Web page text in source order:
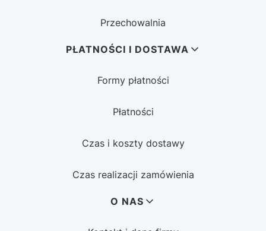
Przechowalnia
PŁATNOŚCI I DOSTAWA
Formy płatności
Płatności
Czas i koszty dostawy
Czas realizacji zamówienia
O NAS